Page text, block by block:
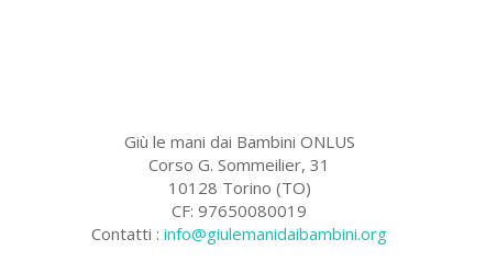
Giù le mani dai Bambini ONLUS
Corso G. Sommeilier, 31
10128 Torino (TO)
CF: 97650080019
Contatti :info@giulemanidaibambini.org